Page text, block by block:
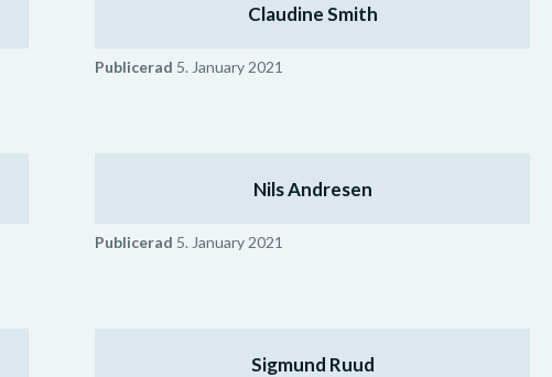
Claudine Smith
Publicerad 5. January 2021
Nils Andresen
Publicerad 5. January 2021
Sigmund Ruud